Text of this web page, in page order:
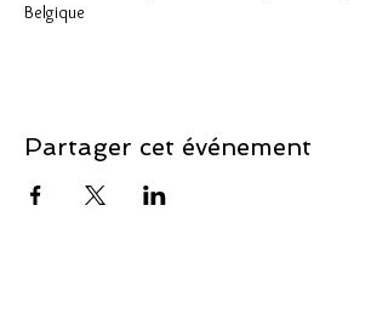
Belgique
Partager cet événement